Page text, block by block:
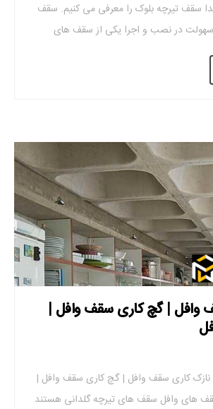
سقف تیرچه بلوک را معرفی می کنیم. سقف
سهولت در نصب و اجرا یکی از سقف های
ساختمانی است. اجزای اصلی این سقف
است. سقف های تیرچه […]
وافل | گچ کاری سقف وافل |
کاری سقف وافل | گچ کاری سقف وافل |
های وافل سقف های تیرچه گلدانی هستند